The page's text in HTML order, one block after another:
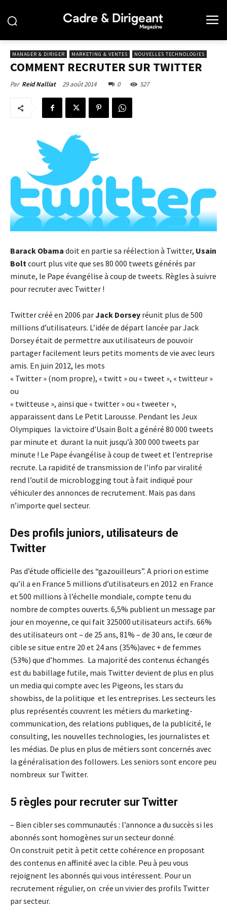
MANAGER & DIRIGER MARKETING & VENTES NOUVELLES TECHNOLOGIES
COMMENT RECRUTER SUR TWITTER
Par Reid Nalliat 29 août 2014 0 527
Barack Obama doit en partie sa réélection à Twitter, Usain
Boltcourt plus vite que ses 80 000 tweets générés par
minute, le Pape évangélise à coup de tweets. Règles à suivre
pour recruter avec Twitter !
Twitter créé en 2006 parJack Dorsey réunit plus de 500
millions d’utilisateurs. L’idée de départ lancée par Jack
Dorsey était de permettre aux utilisateurs de pouvoir
partager facilement leurs petits moments de vie avec leurs
amis. En juin 2012, les mots
« Twitter » (nom propre), « twitt » ou « tweet », « twitteur »
ou
« twitteuse », ainsi que « twitter » ou « tweeter »,
apparaissent dans Le Petit Larousse. Pendant les Jeux
Olympiques la victoire d’Usain Bolt a généré 80 000 tweets
par minute et durant la nuit jusqu’à 300 000 tweets par
minute ! Le Pape évangélise à coup de tweet et l’entreprise
recrute. La rapidité de transmission de l’info par viralité
rend l’outil de microblogging tout à fait indiqué pour
véhiculer des annonces de recrutement. Mais pas dans
n’importe quel secteur.
Des profils juniors, utilisateurs de
Twitter
Pas d’étude officielle des “gazouilleurs”. A priori on estime
qu’il a en France 5 millions d’utilisateurs en 2012 en France
et 500 millions à l’échelle mondiale, compte tenu du
nombre de comptes ouverts. 6,5% publient un message par
jour en moyenne, ce qui fait 325000 utilisateurs actifs. 66%
des utilisateurs ont – de 25 ans, 81% – de 30 ans, le cœur de
cible se situe entre 20 et 24 ans (35%)avec + de femmes
(53%) que d’hommes. La majorité des contenus échangés
est du babillage futile, mais Twitter devient de plus en plus
un media qui compte avec les Pigeons, les stars du
showbiss, de la politique et les entreprises. Les secteurs les
plus représentés couvrent les métiers du marketing-
communication, des relations publiques, de la publicité, le
consulting, les nouvelles technologies, les journalistes et
les médias. De plus en plus de métiers sont concernés avec
la généralisation des followers. Les seniors sont encore peu
nombreux sur Twitter.
5 règles pour recruter sur Twitter
– Bien cibler ses communautés : l’annonce a du succès si les
abonnés sont homogènes sur un secteur donné.
On construit petit à petit cette cohérence en proposant
des contenus en affinité avec la cible. Peu à peu vous
rejoignent les abonnés qui vous intéressent. Pour un
recrutement régulier, on crée un vivier des profils Twitter
par secteur.